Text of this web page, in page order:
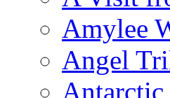
Amylee
Angel
Antarctic